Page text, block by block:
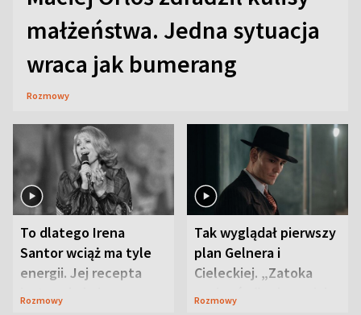
małżeństwa. Jedna sytuacja
wraca jak bumerang
Rozmowy
To dlatego Irena
Santor wciąż ma tyle
energii. Jej recepta
jest zaskakująco
Rozmowy
Tak wyglądał pierwszy
plan Gelnera i
Cieleckiej. „Zatoka
szpiegów” od razu ich
Rozmowy